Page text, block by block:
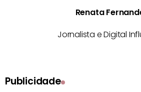
Renata
Jornalista e Digital
Publicidade